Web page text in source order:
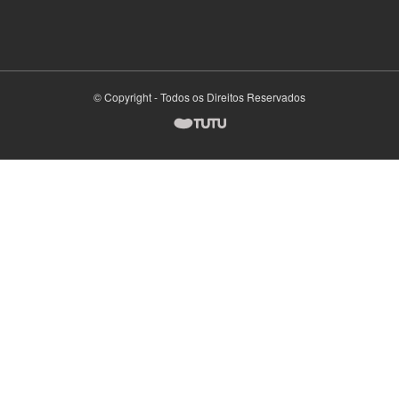
© Copyright - Todos os Direitos Reservados